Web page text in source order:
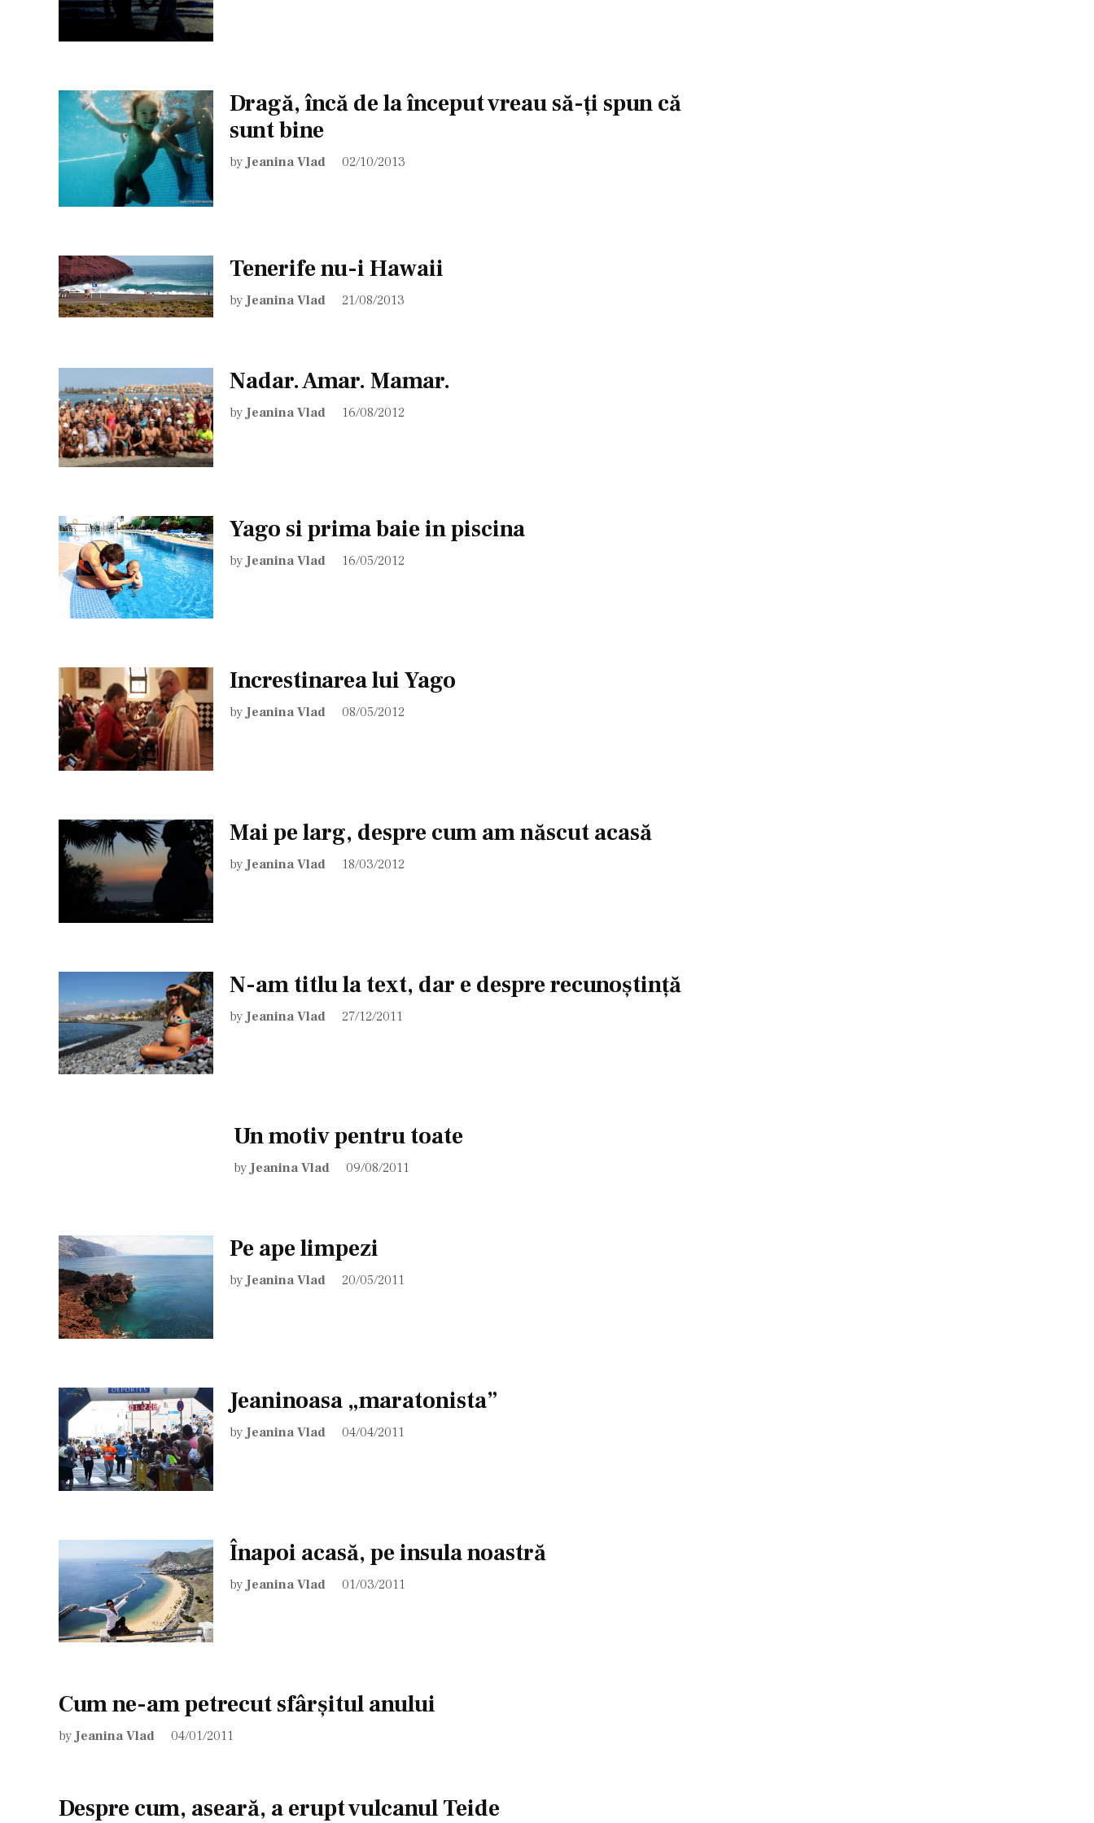
Dragă, încă de la început vreau să-ţi spun că
sunt bine
by Jeanina Vlad 02/10/2013
Tenerife nu-i Hawaii
by Jeanina Vlad 21/08/2013
Nadar. Amar. Mamar.
by Jeanina Vlad 16/08/2012
Yago si prima baie in piscina
by Jeanina Vlad 16/05/2012
Increstinarea lui Yago
by Jeanina Vlad 08/05/2012
Mai pe larg, despre cum am născut acasă
by Jeanina Vlad 18/03/2012
N-am titlu la text, dar e despre recunoștință
by Jeanina Vlad 27/12/2011
Un motiv pentru toate
by Jeanina Vlad 09/08/2011
Pe ape limpezi
by Jeanina Vlad 20/05/2011
Jeaninoasa „maratonista”
by Jeanina Vlad 04/04/2011
Înapoi acasă, pe insula noastră
by Jeanina Vlad 01/03/2011
Cum ne-am petrecut sfârşitul anului
by Jeanina Vlad 04/01/2011
Despre cum, aseară, a erupt vulcanul Teide